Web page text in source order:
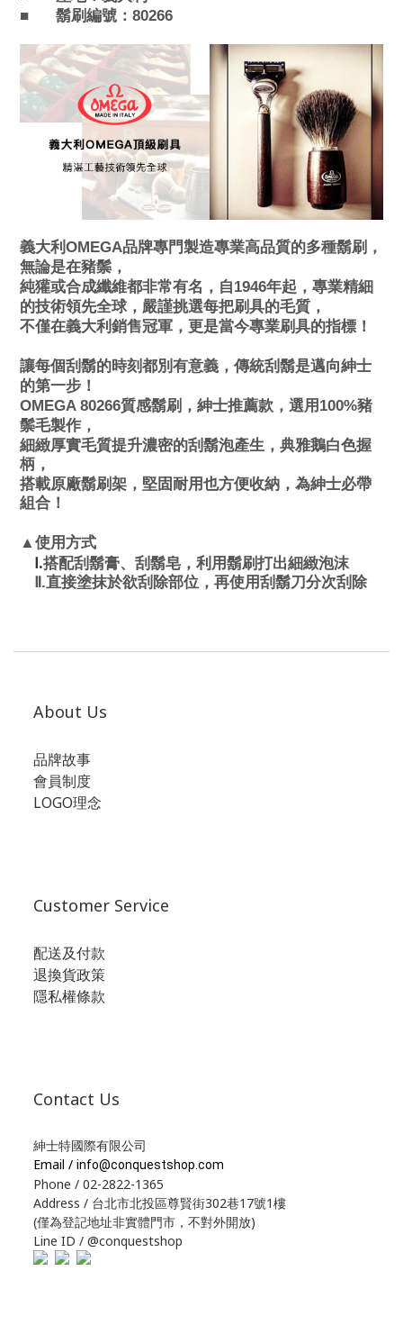
■ 鬍刷編號：80266
義大利OMEGA品牌專門製造專業高品質的多種鬍刷，
無論是在豬鬃，
純獾或合成纖維都非常有名， 自1946年起，專業精細
的技術領先全球，嚴謹挑選每把刷具的毛質，
不僅在義大利銷售冠軍，更是當今專業刷具的指標！
讓每個刮鬍的時刻都別有意義，傳統刮鬍是邁向紳士
的第一步！
OMEGA 80266質感鬍刷， 紳士推薦款，選用100%豬
鬃毛製作，
細緻厚實毛質提升濃密的刮鬍泡產生，典雅鵝白色握
柄，
搭載原廠鬍刷架，堅固耐用也方便收納，為紳士必帶
組合！
▲使用方式
.搭配刮鬍膏、刮鬍皂，利用鬍刷打出細緻泡沫
Ⅱ.直接塗抹於欲刮除部位，再使用刮鬍刀分次刮除
About Us
品牌故事
會員制度
LOGO理念
Customer Service
配送及付款
退換貨政策
隱私權條款
Contact Us
紳士特國際有限公司
Email / info@conquestshop.com
Phone / 02-2822-1365
Address / 台北市北投區尊賢街302巷17號1樓
(僅為登記地址非實體門市，不對外開放)
Line ID / @conquestshop